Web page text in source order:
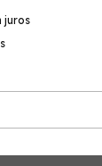
juros